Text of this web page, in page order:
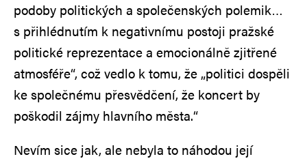
podoby politických a společenských polemik…
s přihlédnutím k negativnímu postoji pražské
politické reprezentace a emocionálně zjitřené
atmosféře“, což vedlo k tomu, že „politici dospěli
ke společnému přesvědčení, že koncert by
poškodil zájmy hlavního města.“
Nevím sice jak, ale nebyla to náhodou její